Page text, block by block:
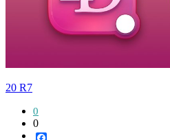
20 R7
0
0